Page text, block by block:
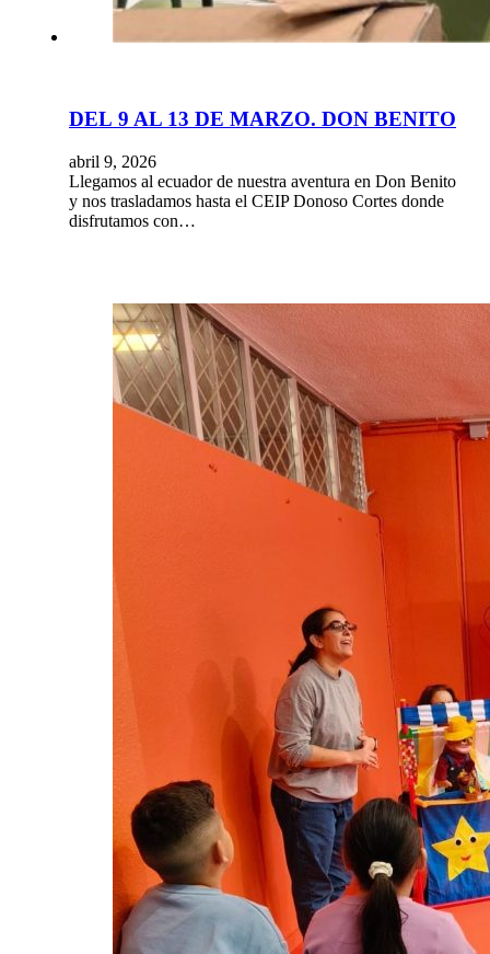
DEL 9 AL 13 DE MARZO. DON BENITO
abril 9, 2026
Llegamos al ecuador de nuestra aventura en Don Benito
y nos trasladamos hasta el CEIP Donoso Cortes donde
disfrutamos con…